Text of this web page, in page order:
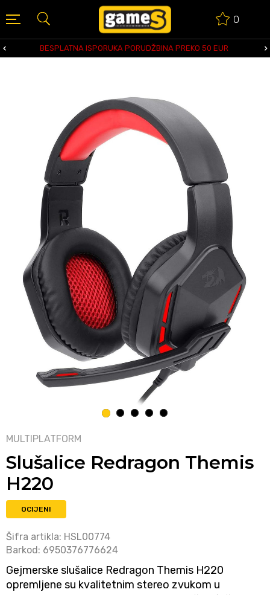
0
BESPLATNA ISPORUKA PORUDŽBINA PREKO 50 EUR
1 2 3 4 5
MULTIPLATFORM
Slušalice Redragon Themis
H220
OCIJENI
Šifra artikla: HSL00774
Barkod: 6950376776624
Gejmerske slušalice Redragon Themis H220
opremljene su kvalitetnim stereo zvukom u